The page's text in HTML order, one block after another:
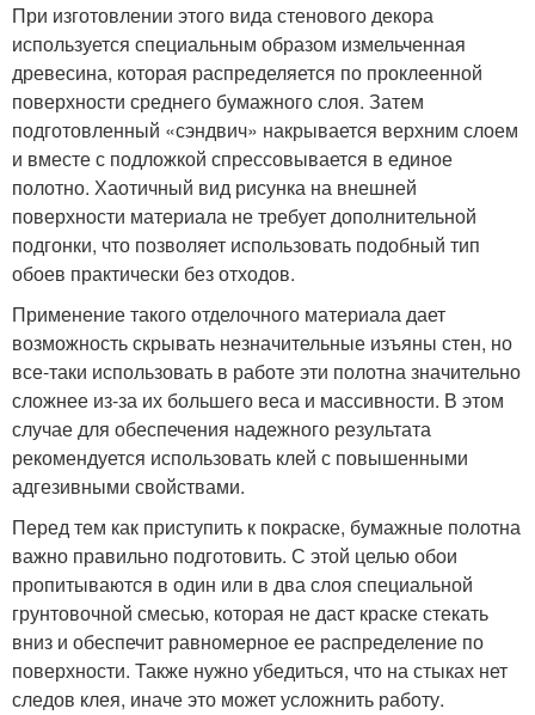
При изготовлении этого вида стенового декора
используется специальным образом измельченная
древесина, которая распределяется по проклеенной
поверхности среднего бумажного слоя. Затем
подготовленный «сэндвич» накрывается верхним слоем
и вместе с подложкой спрессовывается в единое
полотно. Хаотичный вид рисунка на внешней
поверхности материала не требует дополнительной
подгонки, что позволяет использовать подобный тип
обоев практически без отходов.
Применение такого отделочного материала дает
возможность скрывать незначительные изъяны стен, но
все-таки использовать в работе эти полотна значительно
сложнее из-за их большего веса и массивности. В этом
случае для обеспечения надежного результата
рекомендуется использовать клей с повышенными
адгезивными свойствами.
Перед тем как приступить к покраске, бумажные полотна
важно правильно подготовить. С этой целью обои
пропитываются в один или в два слоя специальной
грунтовочной смесью, которая не даст краске стекать
вниз и обеспечит равномерное ее распределение по
поверхности. Также нужно убедиться, что на стыках нет
следов клея, иначе это может усложнить работу.